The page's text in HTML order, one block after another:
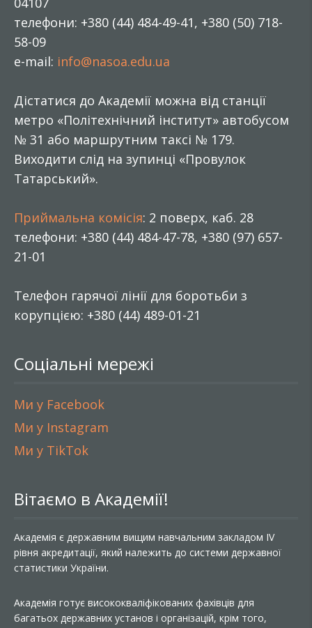
телефони: +380 (44) 484-49-41, +380 (50) 718-
58-09
e-mail: info@nasoa.edu.ua
Дістатися до Академії можна від станції
метро «Політехнічний інститут» автобусом
№ 31 або маршрутним таксі № 179.
Виходити слід на зупинці «Провулок
Татарський».
Приймальна комісія: 2 поверх, каб. 28
телефони: +380 (44) 484-47-78, +380 (97) 657-
21-01
Телефон гарячої лінії для боротьби з
корупцією: +380 (44) 489-01-21
Соціальні мережі
Ми у Facebook
Ми у Instagram
Ми у TikTok
Вітаємо в Академії!
Академія є державним вищим навчальним закладом IV
рівня акредитації, який належить до системи державної
статистики України.
Академія готує висококваліфікованих фахівців для
багатьох державних установ і організацій, крім того,